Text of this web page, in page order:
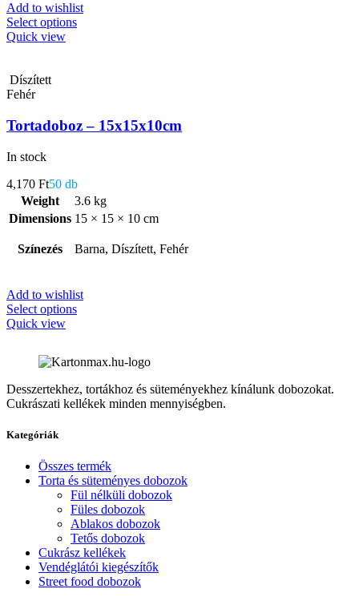
Add to wishlist
Select options
Quick view
Díszített
Fehér
Tortadoboz – 15x15x10cm
In stock
4,170 Ft50 db
Weight
3.6 kg
Dimensions 15 × 15 × 10 cm
Színezés Barna, Díszített, Fehér
Add to wishlist
Select options
Quick view
Desszertekhez, tortákhoz és süteményekhez kínálunk dobozokat.
Cukrászati kellékek minden mennyiségben.
Kategóriák
Összes termék
Torta és süteményes dobozok
Fül nélküli dobozok
Füles dobozok
Ablakos dobozok
Tetős dobozok
Cukrász kellékek
Vendéglátói kiegészítők
Street food dobozok